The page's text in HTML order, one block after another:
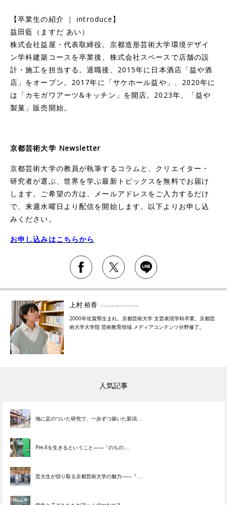
【卒業生の紹介 ｜ introduce】
益田藍（ますだ あい）
株式会社益屋・代表取締役。京都造形芸術大学環境デザイ
ン学科建築コースを卒業後、株式会社スペースで店舗の設
計・施工を担当する。退職後、2015年に日本酒店「益や酒
店」をオープン。2017年に「サケホール益や」、2020年に
は「カモガワアーツ&キッチン」を開店。2023年、「益や
製菓」販売開始。
京都芸術大学 Newsletter
京都芸術大学の教員が執筆するコラムと、クリエイター・
研究者が選ぶ、世界を学ぶ最新トピックスを無料でお届け
します。ご希望の方は、メールアドレスをご入力するだけ
で、来週水曜日より配信を開始します。以下よりお申し込
みください。
お申し込みはこちらから
上村 裕香 Yuuka Kamimura
2000年佐賀県生まれ。京都芸術大学 文芸表現学科卒業。京都芸
術大学大学院 芸術教育領域 メディアコンテンツ分野修了。
人気記事
地に足のついた研究で、一歩ずつ築いた新潟....
Pre-Xを生きるということ——「のちの....
芸大生が切り取る京都芸術大学の魅力――『....